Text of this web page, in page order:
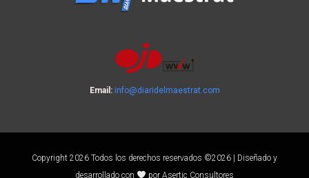
Email: info@diaridelmaestrat.com
Copyright 2026 Todos los derechos reservados ©2026 | Diseñado y
desarrollado con
por Asertic Consultores